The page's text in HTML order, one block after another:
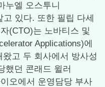
누엘 오스투니
고 있다. 또한 필립 다세
(CTO)는 노바티스 및
Applications)에
고 두 회사에서 방사성
했던 콘래드 윌러
오에서 운영담당 부사